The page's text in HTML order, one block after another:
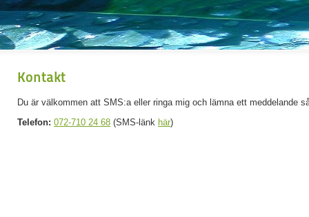
Kontakt
Du är välkommen att SMS:a eller ringa mig och lämna ett meddelande
Telefon: 072-710 24 68 (SMS-länk här)